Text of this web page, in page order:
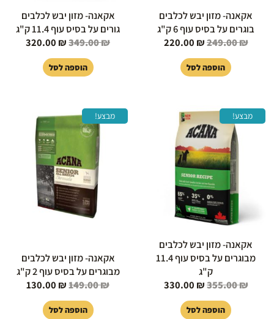
אקאנה- מזון יבש לכלבים
בוגרים על בסיס עוף 6 ק"ג
249.00₪
220.00 ₪
הוספה לסל
אקאנה- מזון יבש לכלבים
גורים על בסיס עוף 11.4 ק"ג
349.00₪
320.00 ₪
הוספה לסל
מבצע!
אקאנה- מזון יבש לכלבים
מבוגרים על בסיס עוף 11.4
ק"ג
355.00₪
המחיר
המקורי
היה:
355.00 ₪.
330.00 ₪
הוספה לסל
מבצע!
אקאנה- מזון יבש לכלבים
מבוגרים על בסיס עוף 2 ק"ג
149.00₪
המקורי
היה:
149.00 ₪.
130.00 ₪
הוספה לסל